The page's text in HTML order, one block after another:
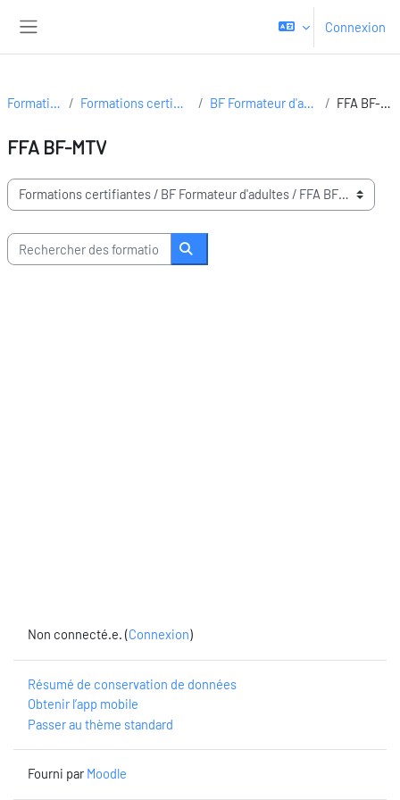
Connexion
Formations Formations certifiantes BF Formateur d'adultes FFA BF-MTV
FFA BF-MTV
Domaines de formation
Rechercher des formations
Rechercher des formations
Non connecté.e. (Connexion)
Résumé de conservation de données
Obtenir l’app mobile
Passer au thème standard
Fourni par Moodle